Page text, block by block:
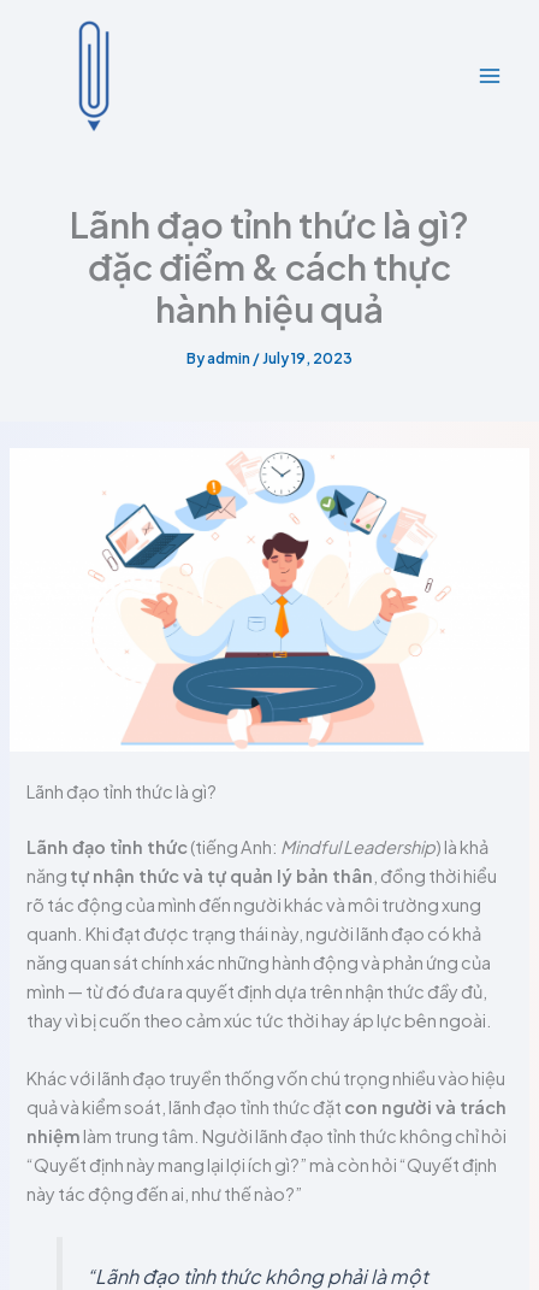
Lãnh đạo tỉnh thức là gì?
đặc điểm & cách thực
hành hiệu quả
Byadmin / July 19, 2023
Lãnh đạo tỉnh thức là gì?
Lãnh đạo tỉnh thức (tiếng Anh: Mindful Leadership) là khả
năng tự nhận thức và tự quản lý bản thân , đồng thời hiểu
rõ tác động của mình đến người khác và môi trường xung
quanh. Khi đạt được trạng thái này, người lãnh đạo có khả
năng quan sát chính xác những hành động và phản ứng của
mình — từ đó đưa ra quyết định dựa trên nhận thức đầy đủ,
thay vì bị cuốn theo cảm xúc tức thời hay áp lực bên ngoài.
Khác với lãnh đạo truyền thống vốn chú trọng nhiều vào hiệu
quả và kiểm soát, lãnh đạo tỉnh thức đặt con người và trách
nhiệm làm trung tâm. Người lãnh đạo tỉnh thức không chỉ hỏi
“Quyết định này mang lại lợi ích gì?” mà còn hỏi “Quyết định
này tác động đến ai, như thế nào?”
“Lãnh đạo tỉnh thức không phải là một